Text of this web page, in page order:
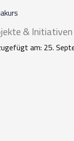
& Initiativen
am: 25.